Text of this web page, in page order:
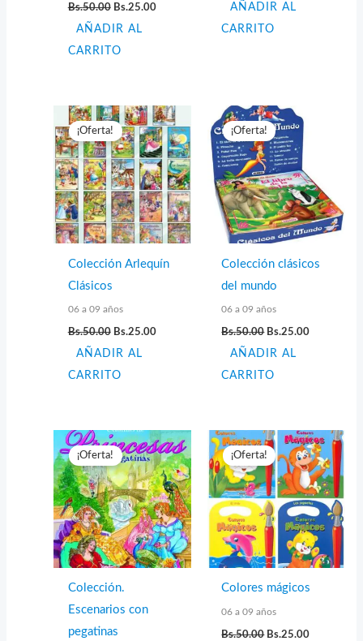
Bs.50.00
original
era:
Bs.50.00.
Bs.25.00
AÑADIR AL
CARRITO
original
era:
Bs.50.00.
AÑADIR AL
CARRITO
¡Oferta!
Colección Arlequín
Clásicos
06 a 09 años
Bs.50.00 El
original
era:
Bs.50.00.
Bs.25.00El
AÑADIR AL
CARRITO
¡Oferta!
Colección clásicos
del mundo
06 a 09 años
Bs.50.00 El
original
era:
Bs.50.00.
Bs.25.00
AÑADIR AL
CARRITO
¡Oferta!
Colección.
Escenarios con
pegatinas
¡Oferta!
Colores mágicos
06 a 09 años
Bs.50.00 El
Bs.25.00